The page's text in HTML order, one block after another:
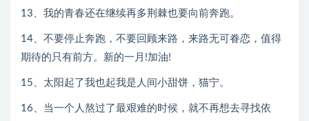
13、我的青春还在继续再多荆棘也要向前奔跑。
14、不要停止奔跑，不要回顾来路，来路无可眷恋，值得
期待的只有前方。新的一月!加油!
15、太阳起了我也起我是人间小甜饼，猫宁。
16、当一个人熬过了最艰难的时候，就不再想去寻找依